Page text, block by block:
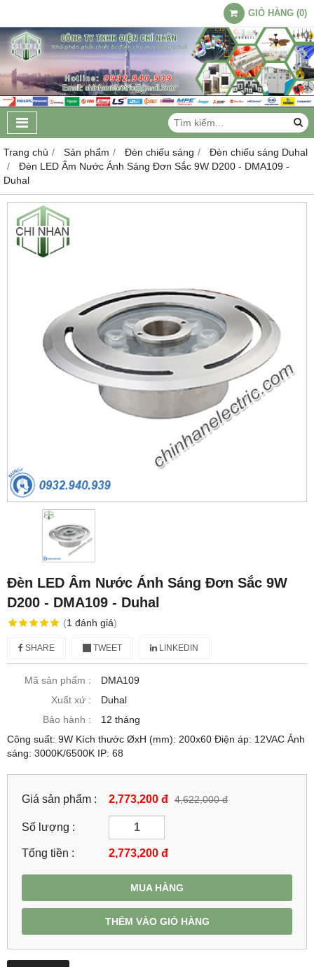
GIỎ HÀNG (0)
Trang chủ Sản phẩm Đèn chiếu sáng
Đèn chiếu sáng Duhal
Đèn LED Âm Nước Ánh Sáng Đơn Sắc 9W D200 - DMA109 -
Duhal
Đèn LED Âm Nước Ánh Sáng Đơn Sắc 9W
D200 - DMA109 - Duhal
(1 đánh giá)
SHARE TWEET LINKEDIN
Mã sản phẩm :
DMA109
Xuất xứ :
Duhal
Bảo hành :
12 tháng
Công suất: 9W Kích thước ØxH (mm): 200x60 Điện áp: 12VAC Ánh
sáng: 3000K/6500K IP: 68
Giá sản phẩm : 2,773,200 đ 4,622,000 đ
Số lượng :
Tổng tiền : 2,773,200 đ
MUA HÀNG
THÊM VÀO GIỎ HÀNG